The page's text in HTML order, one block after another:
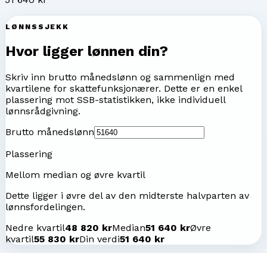
LØNNSSJEKK
Hvor ligger lønnen din?
Skriv inn brutto månedslønn og sammenlign med
kvartilene for skattefunksjonærer. Dette er en enkel
plassering mot SSB-statistikken, ikke individuell
lønnsrådgivning.
Brutto månedslønn
Plassering
Mellom median og øvre kvartil
Dette ligger i øvre del av den midterste halvparten av
lønnsfordelingen.
Nedre kvartil48 820 krMedian51 640 krØvre
kvartil55 830 krDin verdi51 640 kr